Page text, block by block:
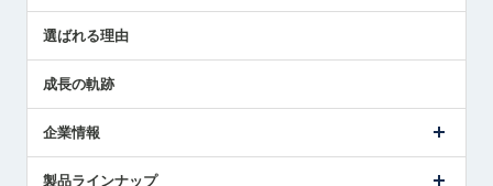
解決策提案
選ばれる理由
成長の軌跡
企業情報
製品ラインナップ